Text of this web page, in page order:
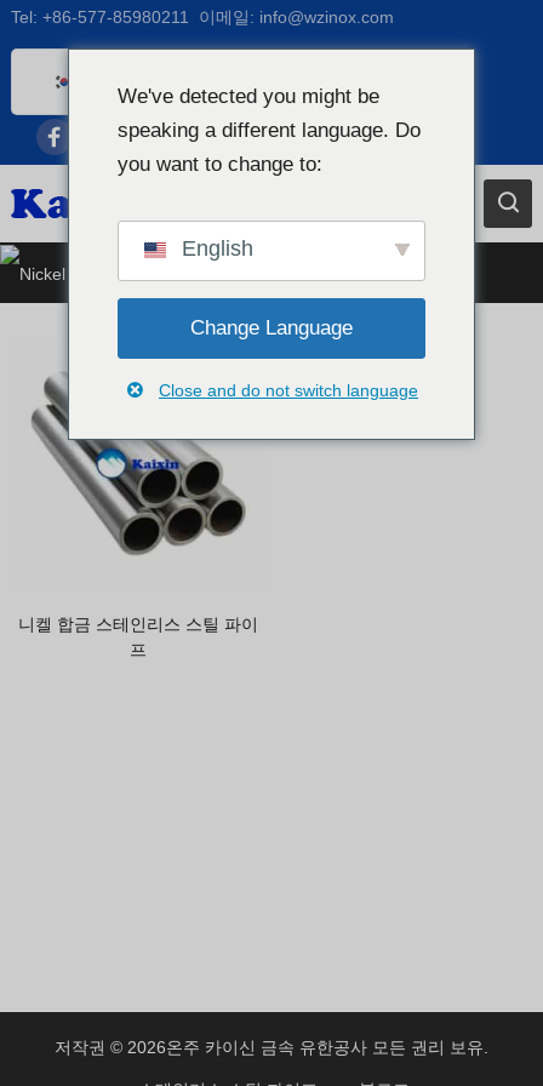
Tel: +86-577-85980211 이메일: info@wzinox.com
English
Afrikaans
Bengali
Catalan
French
Dutch (Belgium)
Dutch
German
Czech
Greek
Japanese
Spanish (Peru)
Indonesian
니켈 합금 스테인리스 스틸 파이프
니켈 합금 스테인리스 스틸 파이
프
저작권 © 2026온주 카이신 금속 유한공사 모든 권리 보유.
We've detected you might be
speaking a different language. Do
you want to change to:
English
Change Language
Close and do not switch language